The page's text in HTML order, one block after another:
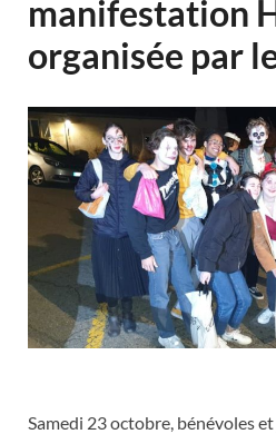
manifestation
organisée par
Samedi 23 octobre, bénévoles